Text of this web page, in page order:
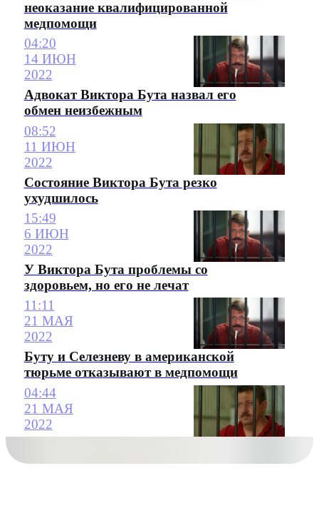
неоказание квалифицированной
медпомощи
04:20
14 ИЮН
2022
Адвокат Виктора Бута назвал его
обмен неизбежным
08:52
11 ИЮН
2022
Состояние Виктора Бута резко
ухудшилось
15:49
6 ИЮН
2022
У Виктора Бута проблемы со
здоровьем, но его не лечат
11:11
21 МАЯ
2022
Буту и Селезневу в американской
тюрьме отказывают в медпомощи
04:44
21 МАЯ
2022